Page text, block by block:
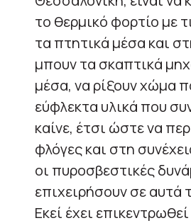
το θερμικό φορτίο με
τα πτητικά μέσα και
μπουν τα σκαπτικά
μέσα, να ρίξουν χώμα
εύφλεκτα υλικά που
καίνε, έτσι ώστε να
φλόγες και στη
οι πυροσβεστικές
επιχειρήσουν σε αυτά
Εκεί έχει